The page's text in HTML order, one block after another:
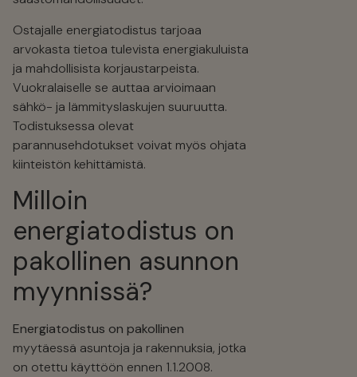
Ostajalle energiatodistus tarjoaa
arvokasta tietoa tulevista energiakuluista
ja mahdollisista korjaustarpeista.
Vuokralaiselle se auttaa arvioimaan
sähkö- ja lämmityslaskujen suuruutta.
Todistuksessa olevat
parannusehdotukset voivat myös ohjata
kiinteistön kehittämistä.
Milloin
energiatodistus on
pakollinen asunnon
myynnissä?
Energiatodistus on pakollinen
myytäessä asuntoja ja rakennuksia, jotka
on otettu käyttöön ennen 1.1.2008.
Me ja yhteistyökumppanimme käytämme
tekniikoita, kuten evästeitä, kerätäksemme
tietoja sinusta eri tarkoituksiin, mukaan
lukien parempi käyttökokemus,
toiminnallisuus, tilastot ja markkinointi.
Klikkaamalla "OK" annat suostumuksesi
näihin tarkoituksiin.